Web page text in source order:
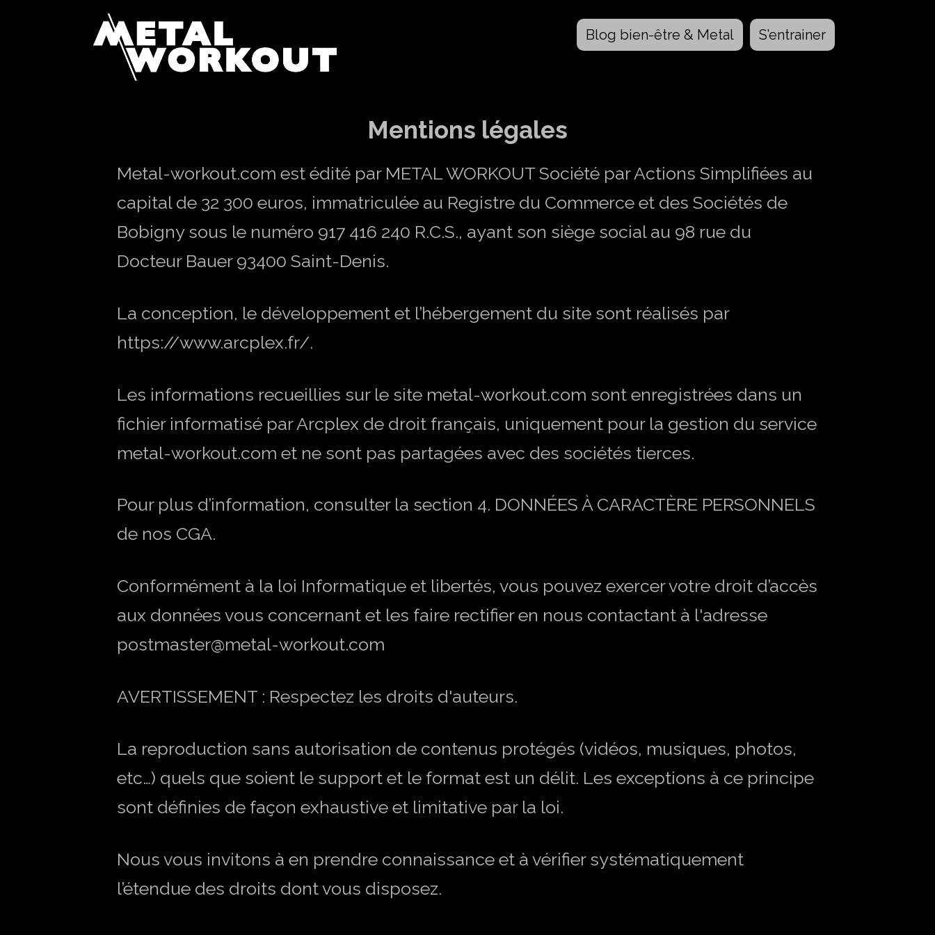
Blog bien-être & Metal S’entrainer
Mentions légales
Metal-workout.com est édité par METAL WORKOUT Société par Actions Simplifiées au
capital de 32 300 euros, immatriculée au Registre du Commerce et des Sociétés de
Bobigny sous le numéro 917 416 240 R.C.S., ayant son siège social au 98 rue du
Docteur Bauer 93400 Saint-Denis.
La conception, le développement et l’hébergement du site sont réalisés par
https://www.arcplex.fr/.
Les informations recueillies sur le site metal-workout.com sont enregistrées dans un
fichier informatisé par Arcplex de droit français, uniquement pour la gestion du service
metal-workout.com et ne sont pas partagées avec des sociétés tierces.
Pour plus d’information, consulter la section 4. DONNÉES À CARACTÈRE PERSONNELS
de nos CGA.
Conformément à la loi Informatique et libertés, vous pouvez exercer votre droit d’accès
aux données vous concernant et les faire rectifier en nous contactant à l'adresse
postmaster@metal-workout.com
AVERTISSEMENT : Respectez les droits d'auteurs.
La reproduction sans autorisation de contenus protégés (vidéos, musiques, photos,
etc…) quels que soient le support et le format est un délit. Les exceptions à ce principe
sont définies de façon exhaustive et limitative par la loi.
Nous vous invitons à en prendre connaissance et à vérifier systématiquement
l’étendue des droits dont vous disposez.